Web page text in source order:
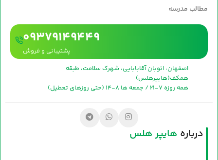
مطالب مدرسه
09379149449
پشتیبانی و فروش
اصفهان، اتوبان آقابابایی، شهرک سلامت، طبقه
همکف(هایپرهلس)
همه روزه 7-21 / جمعه ها 8-14 (حتی روزهای تعطیل)
درباره هایپر هلس